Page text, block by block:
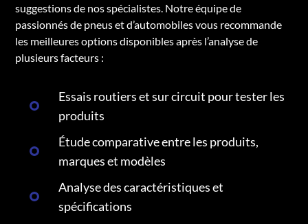
suggestions de nos spécialistes. Notre équipe de
passionnés de pneus et d’automobiles vous recommande
les meilleures options disponibles après l’analyse de
plusieurs facteurs :
Essais routiers et sur circuit pour tester les
produits
Étude comparative entre les produits,
marques et modèles
Analyse des caractéristiques et
spécifications